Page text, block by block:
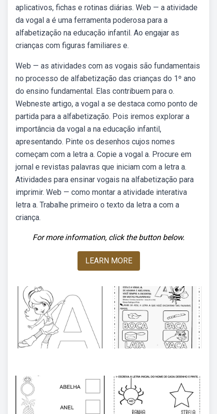
aplicativos, fichas e rotinas diárias. Web — a atividade
da vogal a é uma ferramenta poderosa para a
alfabetização na educação infantil. Ao engajar as
crianças com figuras familiares e.
Web — as atividades com as vogais são fundamentais
no processo de alfabetização das crianças do 1º ano
do ensino fundamental. Elas contribuem para o.
Webneste artigo, a vogal a se destaca como ponto de
partida para a alfabetização. Pois iremos explorar a
importância da vogal a na educação infantil,
apresentando. Pinte os desenhos cujos nomes
começam com a letra a. Copie a vogal a. Procure em
jornal e revistas palavras que iniciam com a letra a.
Atividades para ensinar vogais na alfabetização para
imprimir. Web — como montar a atividade interativa
letra a. Trabalhe primeiro o texto da letra a com a
criança.
For more information, click the button below.
LEARN MORE